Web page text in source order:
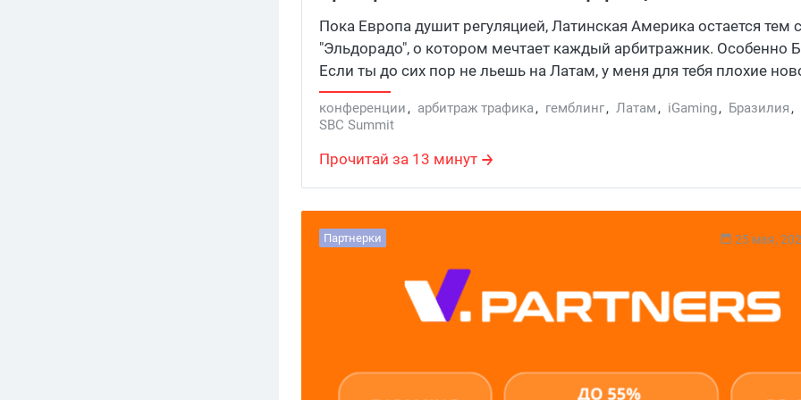
Пока Европа душит регуляцией, Латинская Америка остается тем
"Эльдорадо", о котором мечтает каждый арбитражник. Особенно
Если ты до сих пор не льешь на Латам, у меня для тебя плохие
упускаешь один из самых горячих рынков десятилетия. Народ
азартный, трафик — океан, а конверт такой, что ROI заставляет
Конференций столько, что придется выбирать: работать или
конференции, арбитраж трафика, гемблинг, Латам, iGaming, Бразилия,
SBC Summit
Прочитай за 13 минут
Партнерки 25 мая,